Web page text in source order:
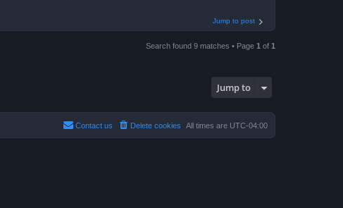
Jump to post
Search found 9 matches • Page 1 of 1
Jump to
All times are UTC-04:00
Delete cookies
Contact us